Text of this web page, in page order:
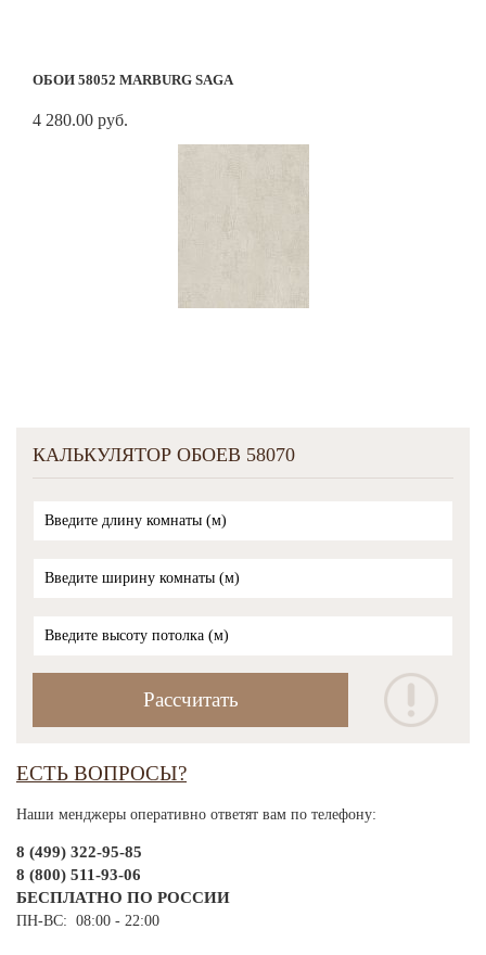
ОБОИ 58052 MARBURG SAGA
4 280.00 руб.
КАЛЬКУЛЯТОР ОБОЕВ 58070
ЕСТЬ ВОПРОСЫ?
Наши менджеры оперативно ответят вам по телефону:
8 (499) 322-95-85
8 (800) 511-93-06
БЕСПЛАТНО ПО РОССИИ
ПН-ВС: 08:00 - 22:00